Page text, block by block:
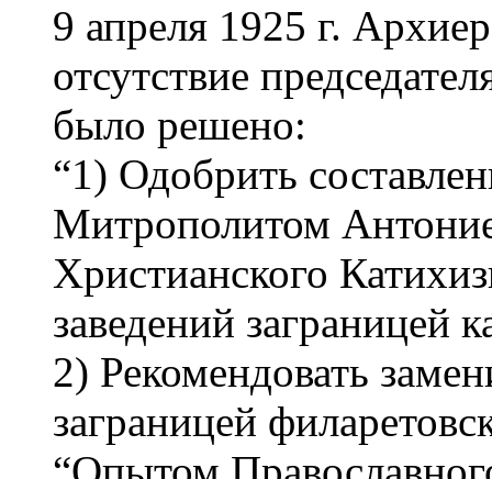
9 апреля 1925 г.
отсутствие
было решено:
“1) Одобрить
Митрополитом
Христианского
заведений заграницей
2) Рекомендовать
заграницей